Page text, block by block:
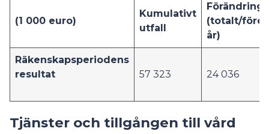
(1 000 euro)
Kumulativt
utfall
Förändring
(totalt/
år)
Räkenskapsperiodens
resultat
57 323 24 036
Tjänster och tillgången till vård